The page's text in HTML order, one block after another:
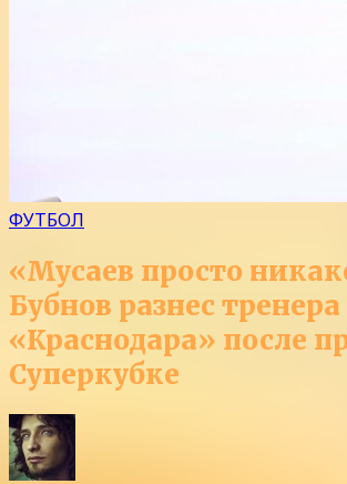
ФУТБОЛ
«Мусаев просто
Бубнов разнес тренера
«Краснодара» после
Суперкубке